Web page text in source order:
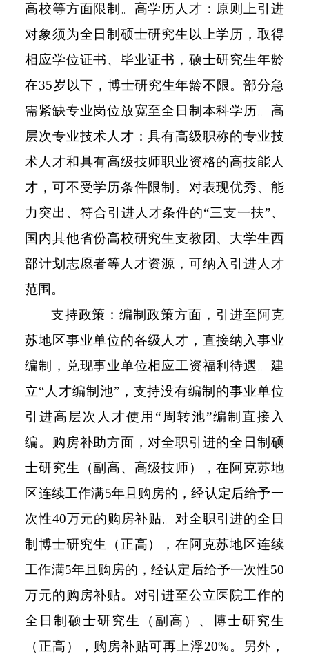
高校等方面限制。高学历人才：原则上引进
对象须为全日制硕士研究生以上学历，取得
相应学位证书、毕业证书，硕士研究生年龄
在35岁以下，博士研究生年龄不限。部分急
需紧缺专业岗位放宽至全日制本科学历。高
层次专业技术人才：具有高级职称的专业技
术人才和具有高级技师职业资格的高技能人
才，可不受学历条件限制。对表现优秀、能
力突出、符合引进人才条件的“三支一扶”、
国内其他省份高校研究生支教团、大学生西
部计划志愿者等人才资源，可纳入引进人才
范围。
支持政策：编制政策方面，引进至阿克
苏地区事业单位的各级人才，直接纳入事业
编制，兑现事业单位相应工资福利待遇。建
立“人才编制池”，支持没有编制的事业单位
引进高层次人才使用“周转池”编制直接入
编。购房补助方面，对全职引进的全日制硕
士研究生（副高、高级技师），在阿克苏地
区连续工作满5年且购房的，经认定后给予一
次性40万元的购房补贴。对全职引进的全日
制博士研究生（正高），在阿克苏地区连续
工作满5年且购房的，经认定后给予一次性50
万元的购房补贴。对引进至公立医院工作的
全日制硕士研究生（副高）、博士研究生
（正高），购房补贴可再上浮20%。另外，